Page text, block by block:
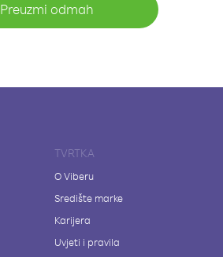
Preuzmi odmah
TVRTKA
O Viberu
Središte marke
Karijera
Uvjeti i pravila